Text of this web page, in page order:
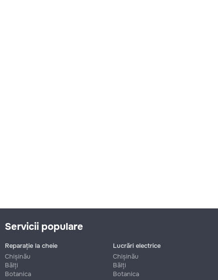
Servicii populare
Reparație la cheie
Chișinău
Bălți
Botanica
Lucrări electrice
Chișinău
Bălți
Botanica